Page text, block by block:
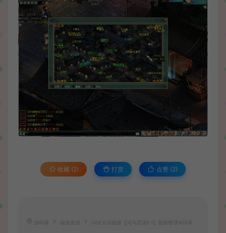
收藏 (2) 打赏 点赞 (2)
端游资源 GGE大话端游【河马西游5.1】最新整理WIN系